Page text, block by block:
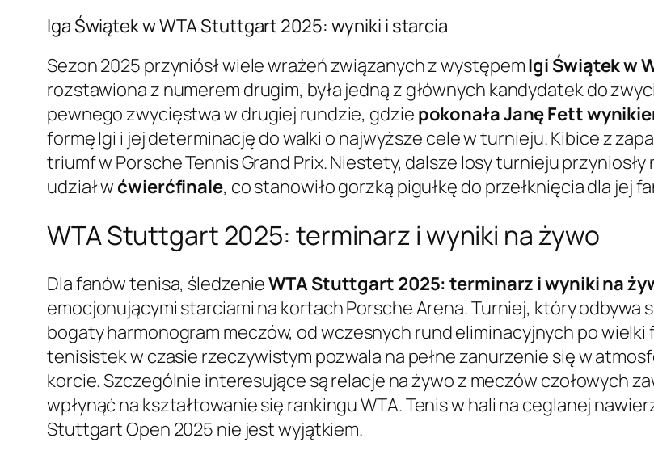
Iga Świątek w WTA Stuttgart 2025: wyniki i starcia
Sezon 2025 przyniósł wiele wrażeń związanych z występemIgi Świątek w
rozstawiona z numerem drugim, była jedną z głównych kandydatek do
pewnego zwycięstwa w drugiej rundzie, gdzie pokonała Janę Fett
formę Igi i jej determinację do walki o najwyższe cele w turnieju. Kibice z
triumf w Porsche Tennis Grand Prix. Niestety, dalsze losy turnieju
udział w ćwierćfinale, co stanowiło gorzką pigułkę do przełknięcia dla jej
WTA Stuttgart 2025: terminarz i wyniki na żywo
Dla fanów tenisa, śledzenieWTA Stuttgart 2025: terminarz i wyniki na
emocjonującymi starciami na kortach Porsche Arena. Turniej, który odbywa
bogaty harmonogram meczów, od wczesnych rund eliminacyjnych po
tenisistek w czasie rzeczywistym pozwala na pełne zanurzenie się w
korcie. Szczególnie interesujące są relacje na żywo z meczów czołowych
wpłynąć na kształtowanie się rankingu WTA. Tenis w hali na ceglanej
Stuttgart Open 2025 nie jest wyjątkiem.